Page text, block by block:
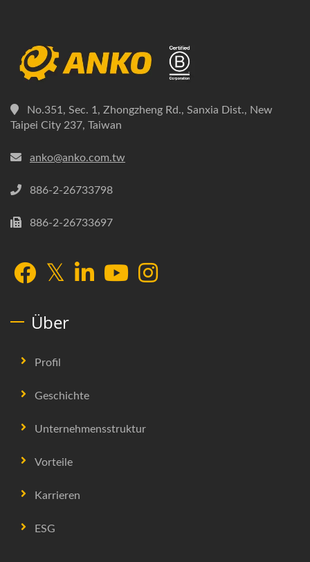
No.351, Sec. 1, Zhongzheng Rd., Sanxia Dist., New
Taipei City 237, Taiwan
anko@anko.com.tw
886-2-26733798
886-2-26733697
Über
Profil
Geschichte
Unternehmensstruktur
Vorteile
Karrieren
ESG